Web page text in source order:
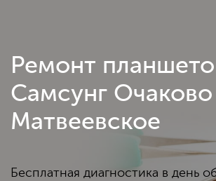
Ремонт
Самсунг Очаково
Матвеевское
Бесплатная диагностика в день